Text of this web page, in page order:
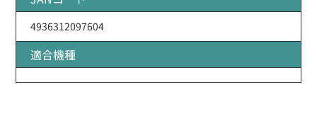
4936312097604
適合機種